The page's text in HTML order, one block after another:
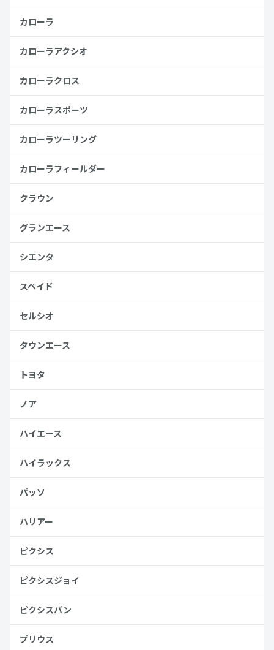
カローラ
カローラアクシオ
カローラクロス
カローラスポーツ
カローラツーリング
カローラフィールダー
クラウン
グランエース
シエンタ
スペイド
セルシオ
タウンエース
トヨタ
ノア
ハイエース
ハイラックス
パッソ
ハリアー
ピクシス
ピクシスジョイ
ピクシスバン
プリウス